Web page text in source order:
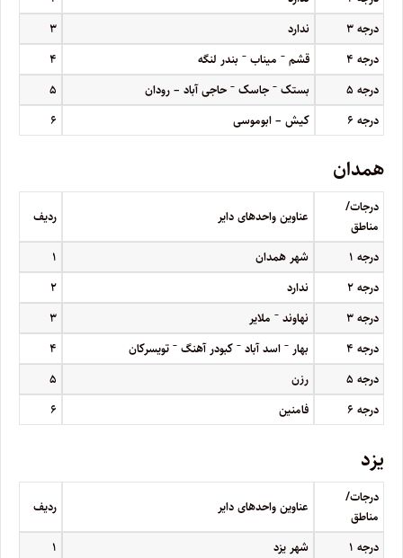
درجه۳ ندارد
۳
درجه ۴ قشم– میناب– بندر لنگه
۴
درجه ۵ بستک– جاسک– حاجی آباد – رودان
۵
درجه ۶ کیش – ابوموسی ۶
همدان
درجات/
مناطق
عناوین واحدهای دایر ردیف
درجه ۱ شهر همدان
۱
درجه۲ ندارد
۲
درجه۳ نهاوند– ملایر
۳
درجه ۴ بهار– اسد آباد– کبودر آهنگ– تویسرکان
۴
درجه ۵ رزن
۵
درجه ۶ فامنین ۶
یزد
درجات/
مناطق
عناوین واحدهای دایر ردیف
درجه ۱ شهر یزد
۱